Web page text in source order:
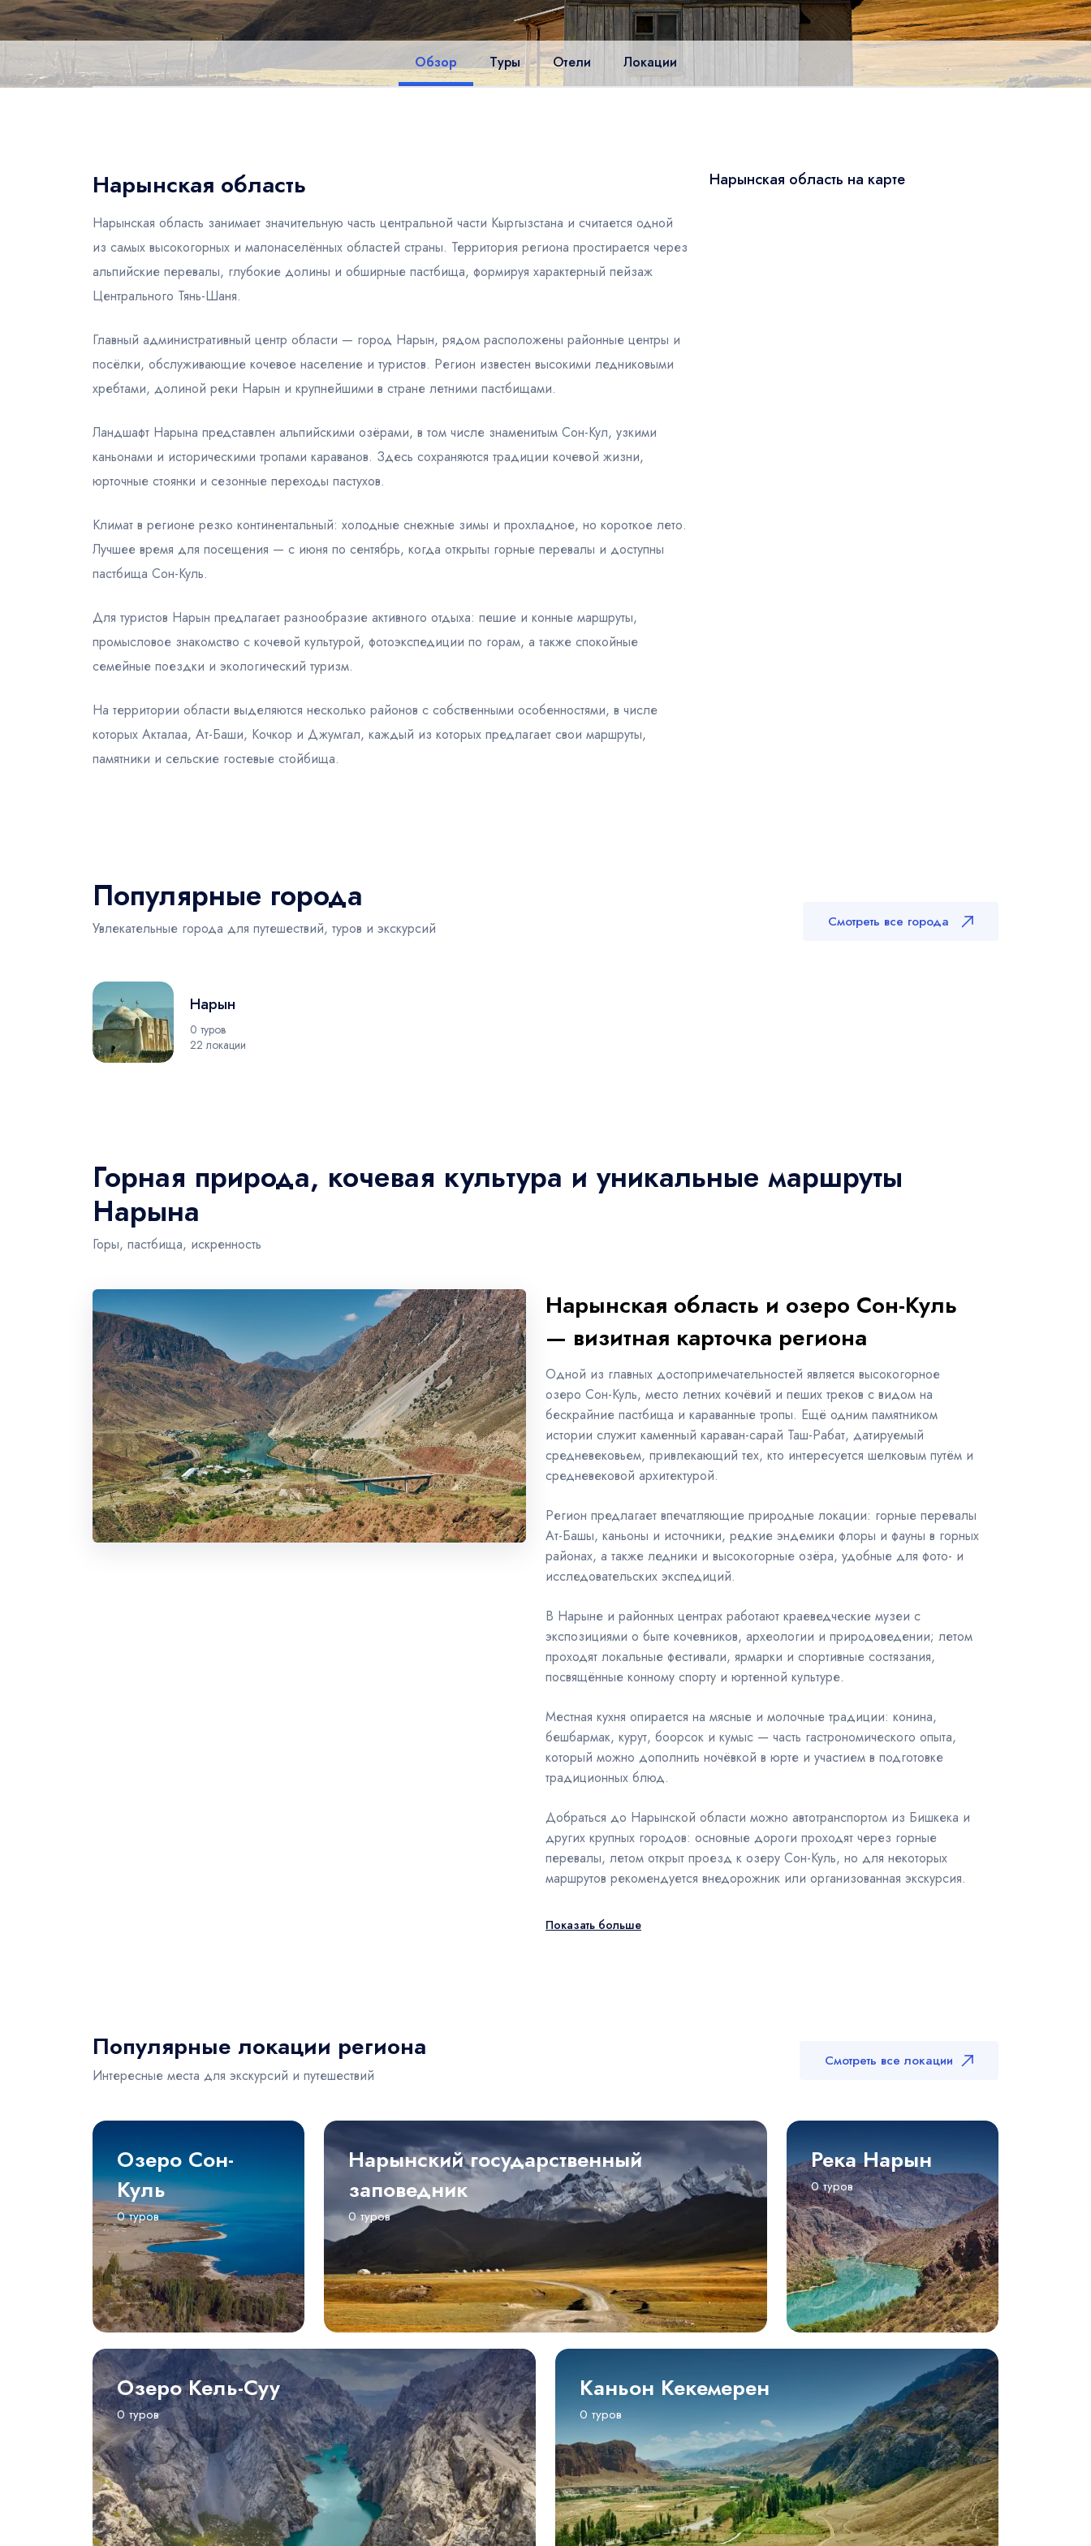
Обзор Туры Отели Локации
Нарынская область
Нарынская область занимает значительную часть центральной части Кыргызстана и считается одной
из самых высокогорных и малонаселённых областей страны. Территория региона простирается через
альпийские перевалы, глубокие долины и обширные пастбища, формируя характерный пейзаж
Центрального Тянь-Шаня.
Главный административный центр области — город Нарын, рядом расположены районные центры и
посёлки, обслуживающие кочевое население и туристов. Регион известен высокими ледниковыми
хребтами, долиной реки Нарын и крупнейшими в стране летними пастбищами.
Ландшафт Нарына представлен альпийскими озёрами, в том числе знаменитым Сон-Кул, узкими
каньонами и историческими тропами караванов. Здесь сохраняются традиции кочевой жизни,
юрточные стоянки и сезонные переходы пастухов.
Климат в регионе резко континентальный: холодные снежные зимы и прохладное, но короткое лето.
Лучшее время для посещения — с июня по сентябрь, когда открыты горные перевалы и доступны
пастбища Сон-Куль.
Для туристов Нарын предлагает разнообразие активного отдыха: пешие и конные маршруты,
промысловое знакомство с кочевой культурой, фотоэкспедиции по горам, а также спокойные
семейные поездки и экологический туризм.
На территории области выделяются несколько районов с собственными особенностями, в числе
которых Акталаа, Ат-Баши, Кочкор и Джумгал, каждый из которых предлагает свои маршруты,
памятники и сельские гостевые стойбища.
Нарынская область на карте
Популярные города
Увлекательные города для путешествий, туров и экскурсий Смотреть все города
Нарын
0 туров
22 локации
Горная природа, кочевая культура и уникальные маршруты
Нарына
Горы, пастбища, искренность
Нарынская область и озеро Сон-Куль
— визитная карточка региона
Одной из главных достопримечательностей является высокогорное
озеро Сон-Куль, место летних кочёвий и пеших треков с видом на
бескрайние пастбища и караванные тропы. Ещё одним памятником
истории служит каменный караван-сарай Таш-Рабат, датируемый
средневековьем, привлекающий тех, кто интересуется шелковым путём и
средневековой архитектурой.
Регион предлагает впечатляющие природные локации: горные перевалы
Ат-Башы, каньоны и источники, редкие эндемики флоры и фауны в горных
районах, а также ледники и высокогорные озёра, удобные для фото- и
исследовательских экспедиций.
В Нарыне и районных центрах работают краеведческие музеи с
экспозициями о быте кочевников, археологии и природоведении; летом
проходят локальные фестивали, ярмарки и спортивные состязания,
посвящённые конному спорту и юртенной культуре.
Местная кухня опирается на мясные и молочные традиции: конина,
бешбармак, курут, боорсок и кумыс — часть гастрономического опыта,
который можно дополнить ночёвкой в юрте и участием в подготовке
традиционных блюд.
Добраться до Нарынской области можно автотранспортом из Бишкека и
других крупных городов: основные дороги проходят через горные
перевалы, летом открыт проезд к озеру Сон-Куль, но для некоторых
маршрутов рекомендуется внедорожник или организованная экскурсия.
Показать больше
Популярные локации региона
Интересные места для экскурсий и путешествий
Смотреть все локации
Озеро Сон-
Куль
0 туров
Нарынский государственный
заповедник
0 туров
Река Нарын
0 туров
Озеро Кель-Суу
0 туров
Каньон Кекемерен
0 туров